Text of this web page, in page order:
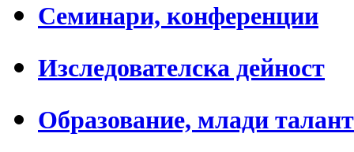
Семинари, конференции
Изследователска дейност
Образование, млади